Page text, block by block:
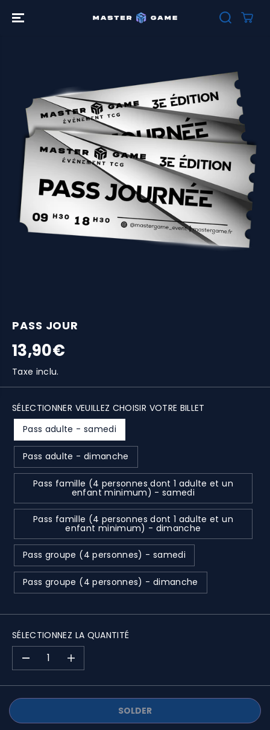
CONTENU
PASS JOUR
P
R
X
H
A
E
13,90€
S
O
D
R
Taxe inclu.
SÉLECTIONNER VEUILLEZ CHOISIR VOTRE BILLET
Pass adulte - samedi
Pass adulte - dimanche
Pass famille (4 personnes dont 1 adulte et un
enfant minimum) - samedi
Pass famille (4 personnes dont 1 adulte et un
enfant minimum) - dimanche
Pass groupe (4 personnes) - samedi
Pass groupe (4 personnes) - dimanche
SÉLECTIONNEZ LA QUANTITÉ
m
i
u
A
g
m
n
SOLDER